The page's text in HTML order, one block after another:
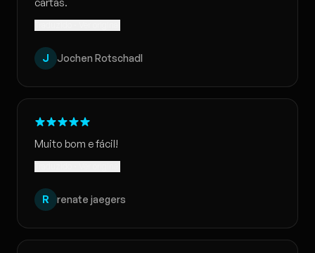
cartas.
J Jochen Rotschadl
Muito bom e fácil!
R renate jaegers